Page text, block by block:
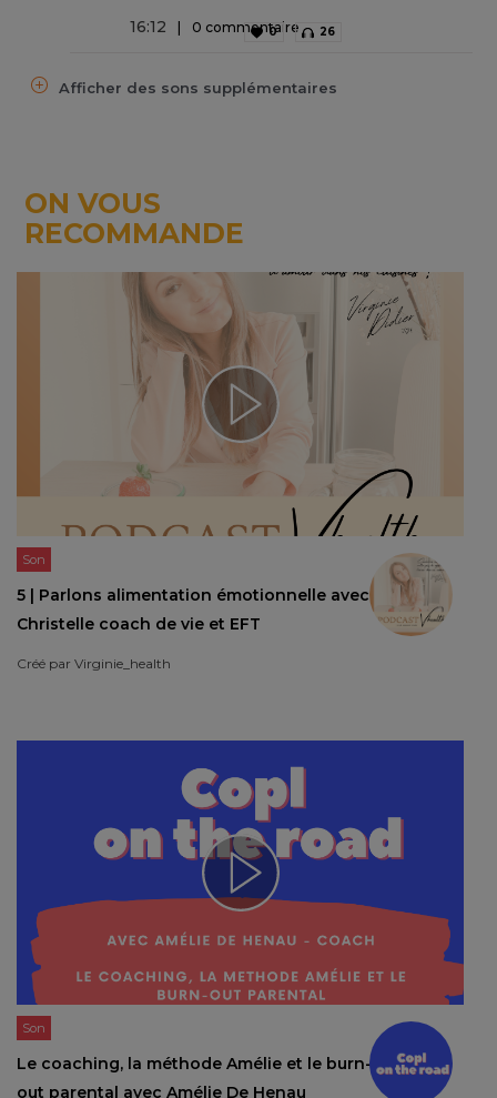
16:12 0 commentaire
0 26
Afficher des sons supplémentaires
ON VOUS
RECOMMANDE
Son
5 | Parlons alimentation émotionnelle avec
Christelle coach de vie et EFT
Créé par Virginie_health
Son
Le coaching, la méthode Amélie et le burn-
out parental avec Amélie De Henau